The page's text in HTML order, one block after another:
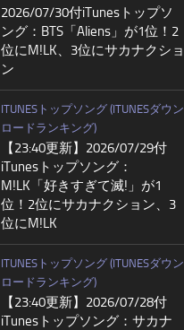
2026/07/30付iTunesトップソ
ング：BTS「Aliens」が1位！2
位にM!LK、3位にサカナクショ
ン
ITUNESトップソング (ITUNESダウン
ロードランキング)
【23:40更新】2026/07/29付
iTunesトップソング：
M!LK「好きすぎて滅!」が1
位！2位にサカナクション、3
位にM!LK
ITUNESトップソング (ITUNESダウン
ロードランキング)
【23:40更新】2026/07/28付
iTunesトップソング：サカナ